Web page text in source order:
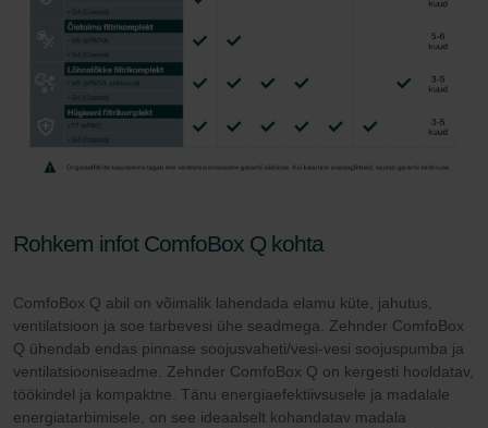
Rohkem infot ComfoBox Q kohta
ComfoBox Q abil on võimalik lahendada elamu küte, jahutus,
ventilatsioon ja soe tarbevesi ühe seadmega. Zehnder ComfoBox
Q ühendab endas pinnase soojusvaheti/vesi-vesi soojuspumba ja
ventilatsiooniseadme. Zehnder ComfoBox Q on kergesti hooldatav,
töökindel ja kompaktne. Tänu energiaefektiivsusele ja madalale
energiatarbimisele, on see ideaalselt kohandatav madala